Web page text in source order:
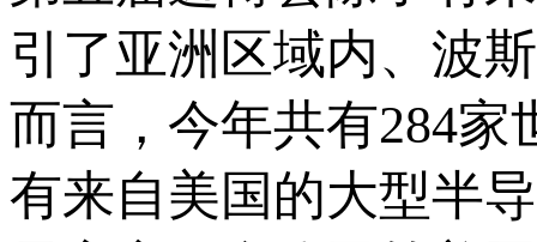
引了亚洲区域内、波
而言，今年共有284家
有来自美国的大型半